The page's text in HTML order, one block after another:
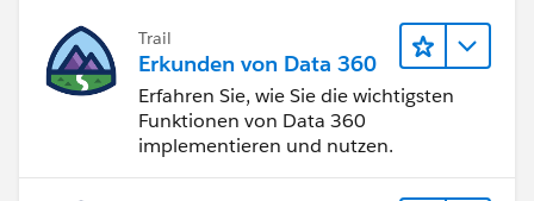
Trail
Erkunden von Data 360
Erfahren Sie, wie Sie die wichtigsten
Funktionen von Data 360
implementieren und nutzen.